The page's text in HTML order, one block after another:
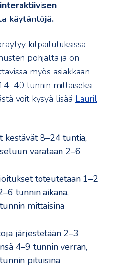
käytäntöjä.
kilpailutuksissa
pohjalta ja on
myös asiakkaan
tunnin mittaiseksi
voit kysyä lisää Lauril
kestävät 8–24 tuntia,
varataan 2–6
toteutetaan 1–2
tunnin aikana,
mittaisina
järjestetään 2–3
4–9 tunnin verran,
pituisina